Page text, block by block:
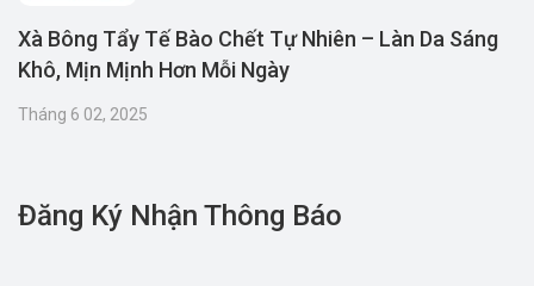
Xà Bông Tẩy Tế Bào Chết Tự Nhiên – Làn Da Sáng
Khô, Mịn Mịnh Hơn Mỗi Ngày
Tháng 6 02, 2025
Đăng Ký Nhận Thông Báo